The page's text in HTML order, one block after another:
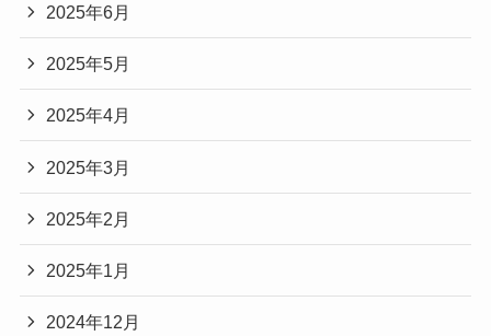
2025年6月
2025年5月
2025年4月
2025年3月
2025年2月
2025年1月
2024年12月